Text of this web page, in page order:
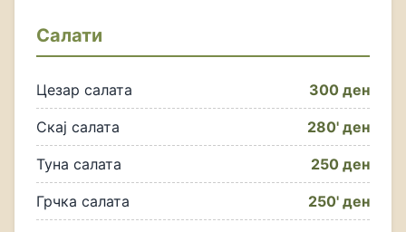
Салати
Цезар салата 300 ден
Скај салата 280' ден
Туна салата 250 ден
Грчка салата 250' ден